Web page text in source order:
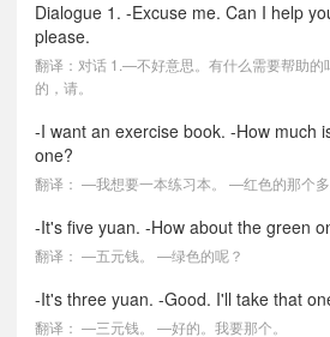
Dialogue 1. -Excuse me. Can I help
please.
翻译：对话 1.—不好意思。有什么需要帮助
的，请。
-I want an exercise book. -How much
one?
翻译： —我想要一本练习本。 —红色的那个多
-It's five yuan. -How about the green
翻译： —五元钱。 —绿色的呢？
-It's three yuan. -Good. I'll take that
翻译： —三元钱。 —好的。我要那个。